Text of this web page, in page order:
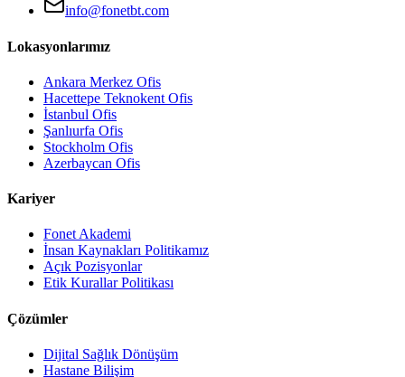
info@fonetbt.com
Lokasyonlarımız
Ankara Merkez Ofis
Hacettepe Teknokent Ofis
İstanbul Ofis
Şanlıurfa Ofis
Stockholm Ofis
Azerbaycan Ofis
Kariyer
Fonet Akademi
İnsan Kaynakları Politikamız
Açık Pozisyonlar
Etik Kurallar Politikası
Çözümler
Dijital Sağlık Dönüşüm
Hastane Bilişim